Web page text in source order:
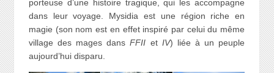
porteuse d’une histoire tragique, qui les accompagne
dans leur voyage. Mysidia est une région riche en
magie (son nom est en effet inspiré par celui du même
village des mages dansFFII et IV) liée à un peuple
aujourd’hui disparu.